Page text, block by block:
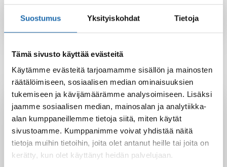
Suostumus Yksityiskohdat Tietoja
Tämä sivusto käyttää evästeitä
Käytämme evästeitä tarjoamamme sisällön ja mainosten
räätälöimiseen, sosiaalisen median ominaisuuksien
tukemiseen ja kävijämäärämme analysoimiseen. Lisäksi
jaamme sosiaalisen median, mainosalan ja analytiikka-
alan kumppaneillemme tietoja siitä, miten käytät
sivustoamme. Kumppanimme voivat yhdistää näitä
tietoja muihin tietoihin, joita olet antanut heille tai joita on
kerätty, kun olet käyttänyt heidän palvelujaan.
Latest Post
Black Friday & cyber Monday 2025!
28.11.2025